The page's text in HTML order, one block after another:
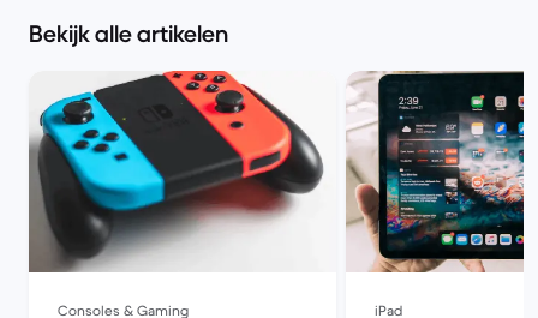
Bekijk alle artikelen
Consoles & Gaming iPad